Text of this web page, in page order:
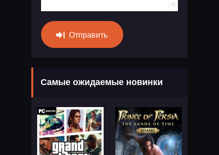
0
Отправить
Самые ожидаемые новинки